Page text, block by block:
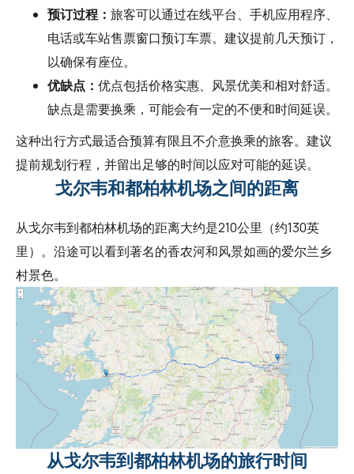
预订过程： 旅客可以通过在线平台、手机应用程序、
电话或车站售票窗口预订车票。建议提前几天预订，
以确保有座位。
优缺点： 优点包括价格实惠、风景优美和相对舒适。
缺点是需要换乘，可能会有一定的不便和时间延误。
这种出行方式最适合预算有限且不介意换乘的旅客。建议
提前规划行程，并留出足够的时间以应对可能的延误。
戈尔韦和都柏林机场之间的距离
从戈尔韦到都柏林机场的距离大约是210公里（约130英
里）。沿途可以看到著名的香农河和风景如画的爱尔兰乡
村景色。
从戈尔韦到都柏林机场的旅行时间